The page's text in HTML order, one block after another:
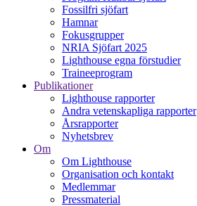
Fossilfri sjöfart
Hamnar
Fokusgrupper
NRIA Sjöfart 2025
Lighthouse egna förstudier
Traineeprogram
Publikationer
Lighthouse rapporter
Andra vetenskapliga rapporter
Årsrapporter
Nyhetsbrev
Om
Om Lighthouse
Organisation och kontakt
Medlemmar
Pressmaterial